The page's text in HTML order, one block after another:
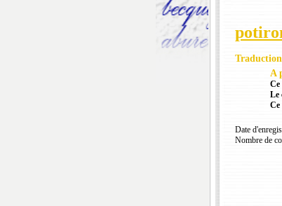
A
Ce
Le
Ce
Date
Nombre de